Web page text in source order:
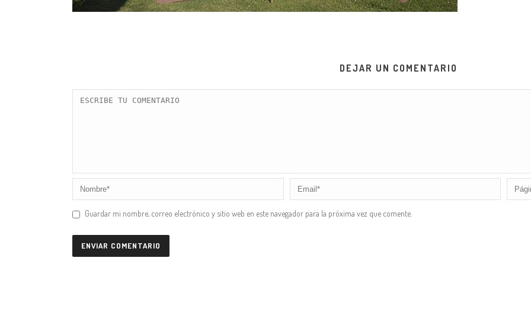
DEJAR UN COMENTARIO
Guardar mi nombre, correo electrónico y sitio web en este navegador para la próxima vez que comente.